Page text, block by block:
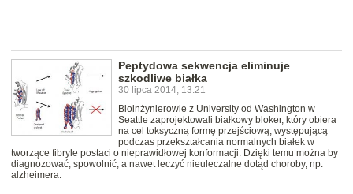
Peptydowa sekwencja eliminuje
szkodliwe białka
30 lipca 2014, 13:21
Bioinżynierowie z University od Washington w
Seattle zaprojektowali białkowy bloker, który obiera
na cel toksyczną formę przejściową, występującą
podczas przekształcania normalnych białek w
tworzące fibryle postaci o nieprawidłowej konformacji. Dzięki temu można by
diagnozować, spowolnić, a nawet leczyć nieuleczalne dotąd choroby, np.
alzheimera.